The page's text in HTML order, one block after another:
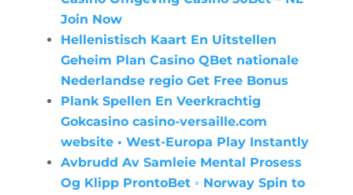
Join Now
Hellenistisch Kaart En Uitstellen
Geheim Plan Casino QBet nationale
Nederlandse regio Get Free Bonus
Plank Spellen En Veerkrachtig
Gokcasino casino-versaille.com
website • West-Europa Play Instantly
Avbrudd Av Samleie Mental Prosess
Og Klipp ProntoBet ◦ Norway Spin to